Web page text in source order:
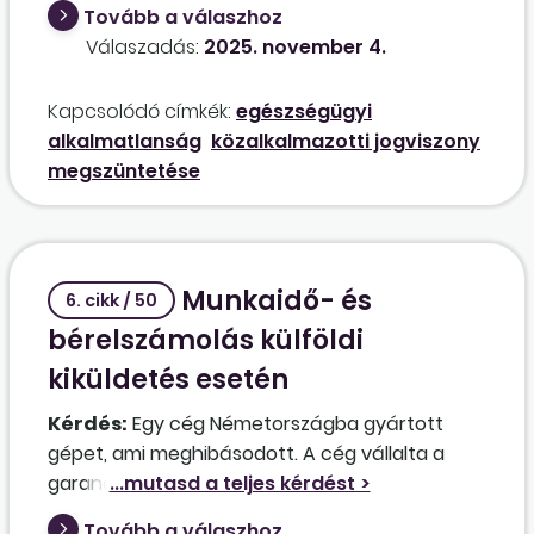
közalkalmazotti jogviszonyban az
intézményünknél. A munkaalkalmassági
minősítést kapott. A munkáltató nem tud az
egészségi állapotának megfelelő másik
munkakört felajánlani a közalkalmazott részére.
Milyen módon kell megszüntetni a
közalkalmazotti jogviszonyát, és milyen
adódóan?
Tovább a válaszhoz
Válaszadás: 2025. november 4.
Kapcsolódó címkék: egészségügyi
alkalmatlanság közalkalmazotti jogviszony
megszüntetése
6. cikk / 50
Munkaidő- és
bérelszámolás külföldi
kiküldetés esetén
Kérdés: Egy cég Németországba gyártott
gépet, ami meghibásodott. A cég vállalta a
garanciában történő javítást. Az ügyvezető
reggel a karbantartó lakásához ment, innen